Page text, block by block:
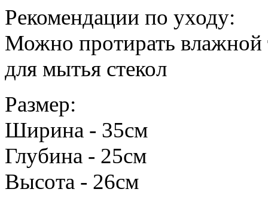
Рекомендации по уходу:
Можно протирать влажной
для мытья стекол
Размер:
Ширина - 35см
Глубина - 25см
Высота - 26см